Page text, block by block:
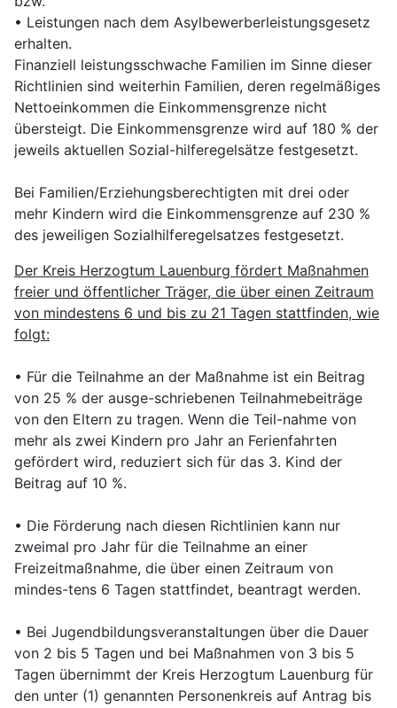
• Leistungen nach dem Asylbewerberleistungsgesetz
erhalten.
Finanziell leistungsschwache Familien im Sinne dieser
Richtlinien sind weiterhin Familien, deren regelmäßiges
Nettoeinkommen die Einkommensgrenze nicht
übersteigt. Die Einkommensgrenze wird auf 180 % der
jeweils aktuellen Sozial-hilferegelsätze festgesetzt.
Bei Familien/Erziehungsberechtigten mit drei oder
mehr Kindern wird die Einkommensgrenze auf 230 %
des jeweiligen Sozialhilferegelsatzes festgesetzt.
Der Kreis Herzogtum Lauenburg fördert Maßnahmen
freier und öffentlicher Träger, die über einen Zeitraum
von mindestens 6 und bis zu 21 Tagen stattfinden, wie
folgt:
• Für die Teilnahme an der Maßnahme ist ein Beitrag
von 25 % der ausge-schriebenen Teilnahmebeiträge
von den Eltern zu tragen. Wenn die Teil-nahme von
mehr als zwei Kindern pro Jahr an Ferienfahrten
gefördert wird, reduziert sich für das 3. Kind der
Beitrag auf 10 %.
• Die Förderung nach diesen Richtlinien kann nur
zweimal pro Jahr für die Teilnahme an einer
Freizeitmaßnahme, die über einen Zeitraum von
mindes-tens 6 Tagen stattfindet, beantragt werden.
• Bei Jugendbildungsveranstaltungen über die Dauer
von 2 bis 5 Tagen und bei Maßnahmen von 3 bis 5
Tagen übernimmt der Kreis Herzogtum Lauenburg für
den unter (1) genannten Personenkreis auf Antrag bis